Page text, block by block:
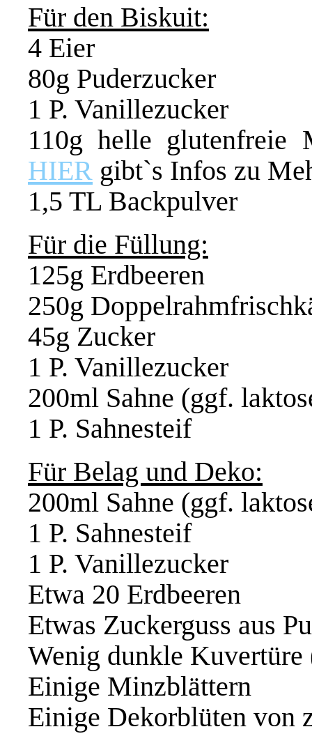
Für den Biskuit:
4 Eier
80g Puderzucker
1 P. Vanillezucker
110g helle glutenfreie
HIER gibt`s Infos zu
1,5 TL Backpulver
Für die Füllung:
125g Erdbeeren
250g
45g Zucker
1 P. Vanillezucker
200ml Sahne (ggf.
1 P. Sahnesteif
Für Belag und Deko:
200ml Sahne (ggf.
1 P. Sahnesteif
1 P. Vanillezucker
Etwa 20 Erdbeeren
Etwas Zuckerguss aus
Wenig dunkle
Einige Minzblättern
Einige Dekorblüten von